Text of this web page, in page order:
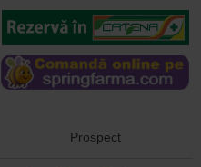
Prospect